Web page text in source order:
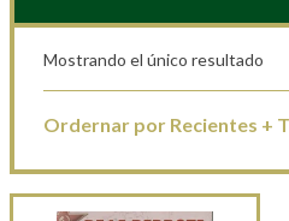
Mostrando el único resultado